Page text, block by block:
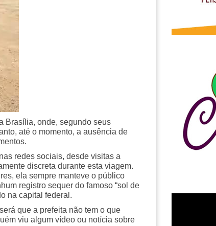
Brasília, onde, segundo seus
até o momento, a ausência de
redes sociais, desde visitas a
discreta durante esta viagem.
ela sempre manteve o público
registro sequer do famoso “sol de
na capital federal.
que a prefeita não tem o que
viu algum vídeo ou notícia sobre